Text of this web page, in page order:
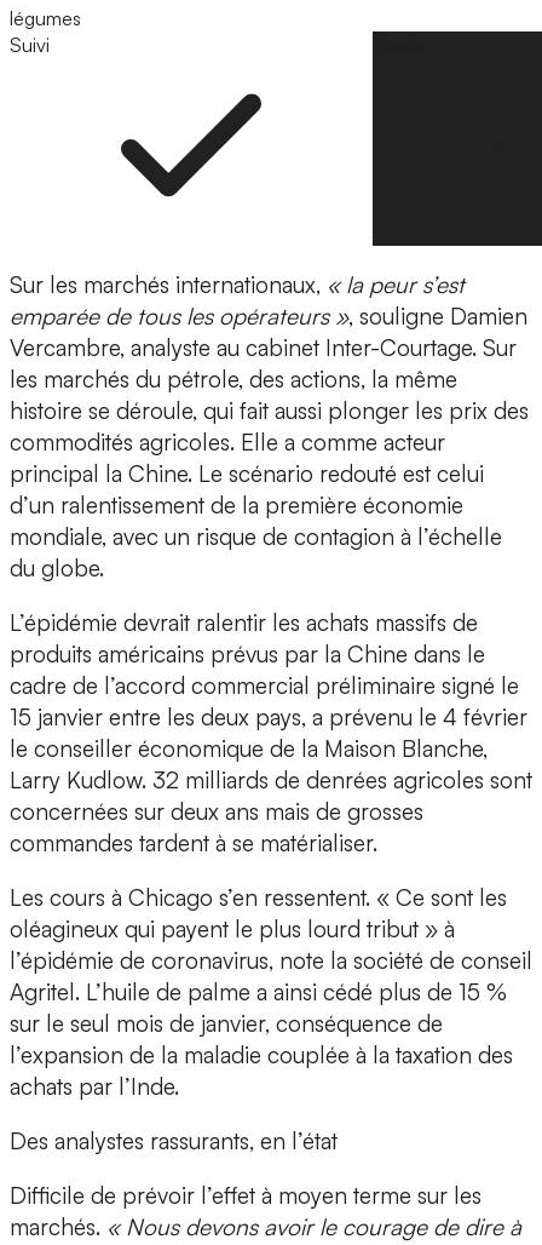
légumes
Suivi
Sur les marchés internationaux, « la peur s’est
emparée de tous les opérateurs », souligne Damien
Vercambre, analyste au cabinet Inter-Courtage. Sur
les marchés du pétrole, des actions, la même
histoire se déroule, qui fait aussi plonger les prix des
commodités agricoles. Elle a comme acteur
principal la Chine. Le scénario redouté est celui
d’un ralentissement de la première économie
mondiale, avec un risque de contagion à l’échelle
du globe.
L’épidémie devrait ralentir les achats massifs de
produits américains prévus par la Chine dans le
cadre de l’accord commercial préliminaire signé le
15 janvier entre les deux pays, a prévenu le 4 février
le conseiller économique de la Maison Blanche,
Larry Kudlow. 32 milliards de denrées agricoles sont
concernées sur deux ans mais de grosses
commandes tardent à se matérialiser.
Les cours à Chicago s’en ressentent. « Ce sont les
oléagineux qui payent le plus lourd tribut » à
l’épidémie de coronavirus, note la société de conseil
Agritel. L’huile de palme a ainsi cédé plus de 15 %
sur le seul mois de janvier, conséquence de
l’expansion de la maladie couplée à la taxation des
achats par l’Inde.
Des analystes rassurants, en l’état
Difficile de prévoir l’effet à moyen terme sur les
marchés. « Nous devons avoir le courage de dire à